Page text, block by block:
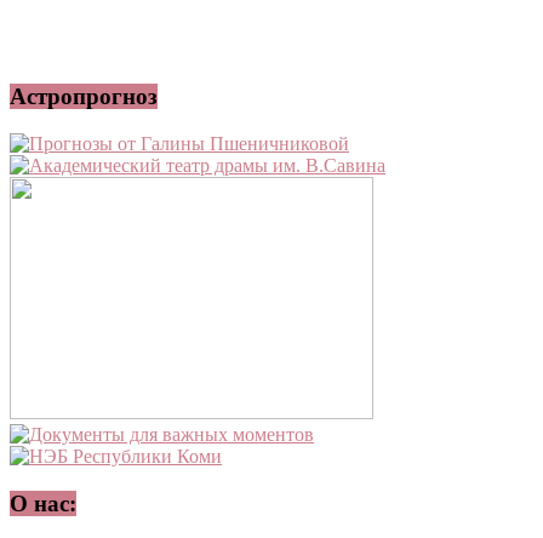
Астропрогноз
О нас: